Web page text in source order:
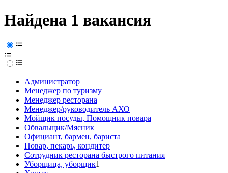
Найдена 1 вакансия
Администратор
Менеджер по туризму
Менеджер ресторана
Менеджер/руководитель АХО
Мойщик посуды, Помощник повара
Обвальщик/Мясник
Официант, бармен, бариста
Повар, пекарь, кондитер
Сотрудник ресторана быстрого питания
Уборщица, уборщик1